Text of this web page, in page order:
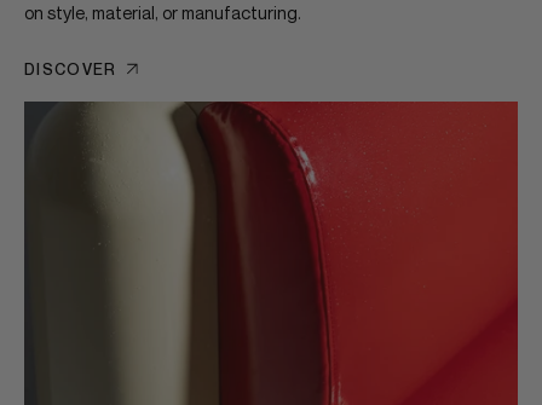
on style, material, or manufacturing.
DISCOVER